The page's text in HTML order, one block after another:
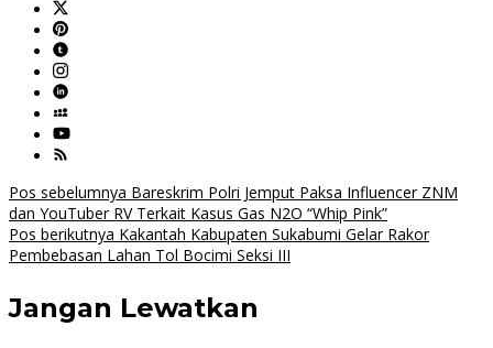
Navigasi
pos
Pos sebelumnya Bareskrim Polri Jemput Paksa Influencer ZNM
dan YouTuber RV Terkait Kasus Gas N2O “Whip Pink”
Pos berikutnya Kakantah Kabupaten Sukabumi Gelar Rakor
Pembebasan Lahan Tol Bocimi Seksi III
Jangan Lewatkan